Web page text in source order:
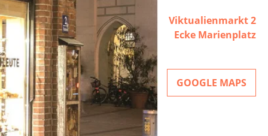
Viktualienmarkt 2
Ecke Marienplatz
GOOGLE MAPS